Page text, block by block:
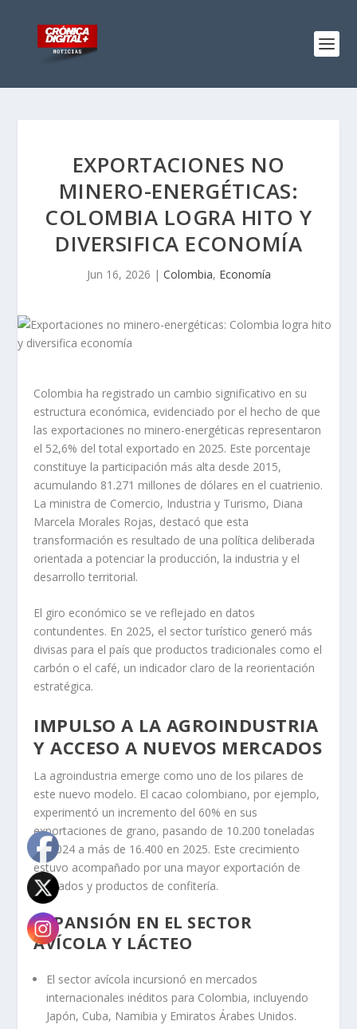
EXPORTACIONES NO
MINERO-ENERGÉTICAS:
COLOMBIA LOGRA HITO Y
DIVERSIFICA ECONOMÍA
Jun 16, 2026 | Colombia, Economía
Colombia ha registrado un cambio significativo en su
estructura económica, evidenciado por el hecho de que
las exportaciones no minero-energéticas representaron
el 52,6% del total exportado en 2025. Este porcentaje
constituye la participación más alta desde 2015,
acumulando 81.271 millones de dólares en el cuatrienio.
La ministra de Comercio, Industria y Turismo, Diana
Marcela Morales Rojas, destacó que esta
transformación es resultado de una política deliberada
orientada a potenciar la producción, la industria y el
desarrollo territorial.
El giro económico se ve reflejado en datos
contundentes. En 2025, el sector turístico generó más
divisas para el país que productos tradicionales como el
carbón o el café, un indicador claro de la reorientación
estratégica.
IMPULSO A LA AGROINDUSTRIA
Y ACCESO A NUEVOS MERCADOS
La agroindustria emerge como uno de los pilares de
este nuevo modelo. El cacao colombiano, por ejemplo,
experimentó un incremento del 60% en sus
exportaciones de grano, pasando de 10.200 toneladas
en 2024 a más de 16.400 en 2025. Este crecimiento
estuvo acompañado por una mayor exportación de
derivados y productos de confitería.
EXPANSIÓN EN EL SECTOR
AVÍCOLA Y LÁCTEO
El sector avícola incursionó en mercados
internacionales inéditos para Colombia, incluyendo
Japón, Cuba, Namibia y Emiratos Árabes Unidos.